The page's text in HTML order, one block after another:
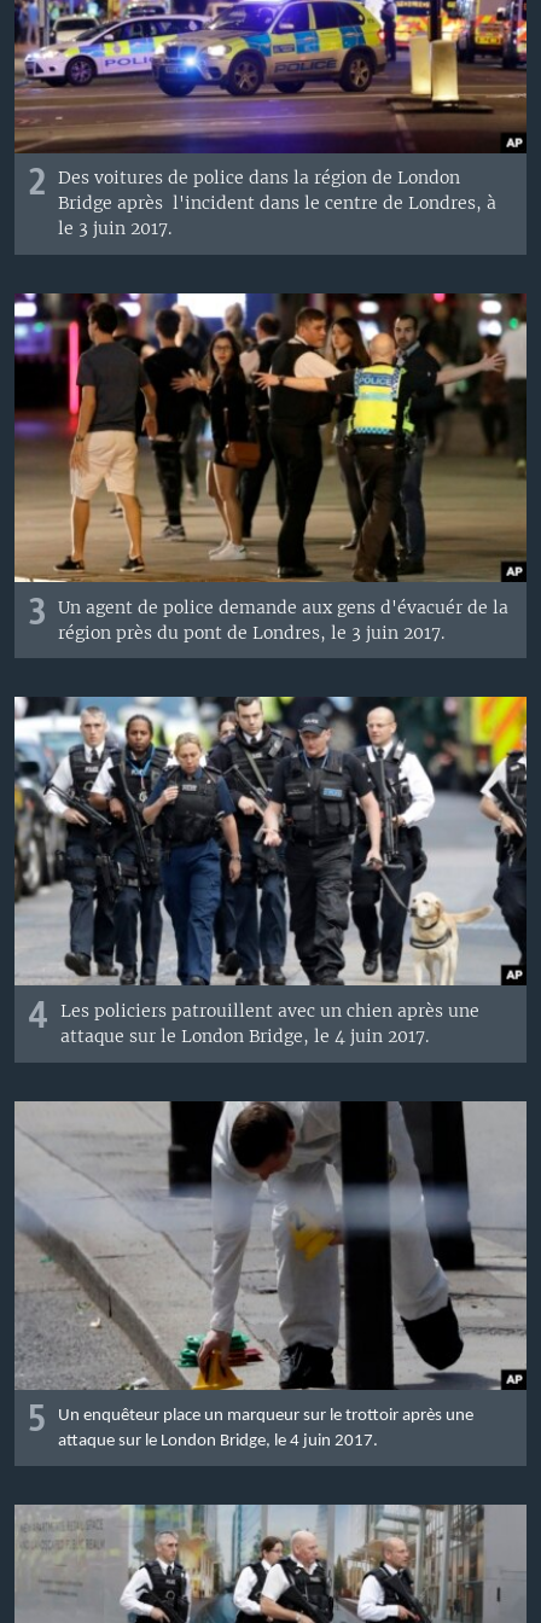
2
Des voitures de police dans la région de London
Bridge après l'incident dans le centre de Londres, à
le 3 juin 2017.
3
Un agent de police demande aux gens d'évacuér de la
région près du pont de Londres, le 3 juin 2017.
4
Les policiers patrouillent avec un chien après une
attaque sur le London Bridge, le 4 juin 2017.
5
Un enquêteur place un marqueur sur le trottoir après une
attaque sur le London Bridge, le 4 juin 2017.